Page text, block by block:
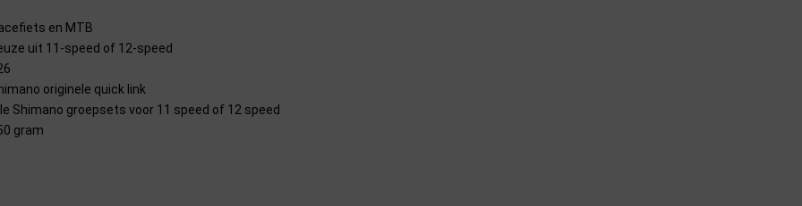
en MTB
uit 11-speed of 12-speed
originele quick link
Shimano groepsets voor 11 speed of 12 speed
gram